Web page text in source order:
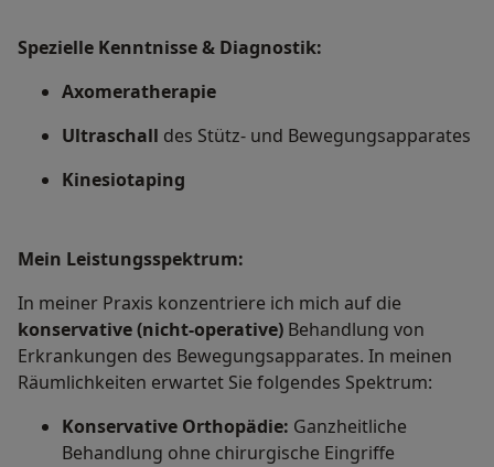
Spezielle Kenntnisse & Diagnostik:
Axomeratherapie
Ultraschall des Stütz- und Bewegungsapparates
Kinesiotaping
Mein Leistungs­spektrum:
In meiner Praxis konzentriere ich mich auf die
konservative (nicht-operative) Behandlung von
Erkrankungen des Bewegungsapparates. In meinen
Räumlichkeiten erwartet Sie folgendes Spektrum:
Konservative Orthopädie: Ganzheitliche
Behandlung ohne chirurgische Eingriffe